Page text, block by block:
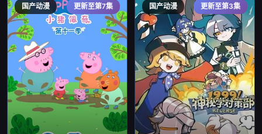
国产动漫 更新至第7集 国产动漫 更新至第3集